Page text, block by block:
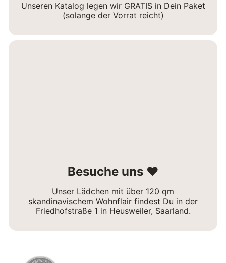
Unseren Katalog legen wir GRATIS in Dein Paket
(solange der Vorrat reicht)
Besuche uns ❤
Unser Lädchen mit über 120 qm
skandinavischem Wohnflair findest Du in der
Friedhofstraße 1 in Heusweiler, Saarland.